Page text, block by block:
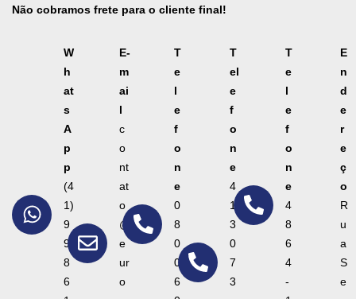
Não cobramos frete para o cliente final!
W
h
at
s
A
p
p
(4
1)
9
9
8
6
E-
m
ai
l
c
o
nt
at
o
@
e
ur
o
T
e
l
e
f
o
n
e
0
8
0
0
6
T
el
e
f
o
n
e
4
1
3
0
7
3
T
e
l
e
f
o
n
e
4
8
6
4
-
E
n
d
e
r
e
ç
o
R
u
a
S
e